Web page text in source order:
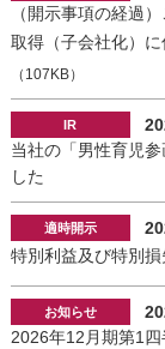
（開示事項の経過
取得（子会社化）
（107KB）
当社の「男性育児
した
特別利益及び特別
2026年12月期第1